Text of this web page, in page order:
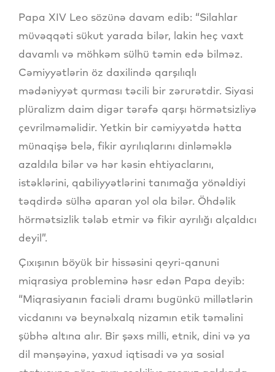
Papa XIV Leo sözünə davam edib: “Silahlar
müvəqqəti sükut yarada bilər, lakin heç vaxt
davamlı və möhkəm sülhü təmin edə bilməz.
Cəmiyyətlərin öz daxilində qarşılıqlı
mədəniyyət qurması təcili bir zərurətdir. Siyasi
plüralizm daim digər tərəfə qarşı hörmətsizliyə
çevrilməməlidir. Yetkin bir cəmiyyətdə hətta
münaqişə belə, fikir ayrılıqlarını dinləməklə
azaldıla bilər və hər kəsin ehtiyaclarını,
istəklərini, qabiliyyətlərini tanımağa yönəldiyi
təqdirdə sülhə aparan yol ola bilər. Öhdəlik
hörmətsizlik tələb etmir və fikir ayrılığı alçaldıcı
deyil”.
Çıxışının böyük bir hissəsini qeyri-qanuni
miqrasiya probleminə həsr edən Papa deyib:
“Miqrasiyanın faciəli dramı bugünkü millətlərin
vicdanını və beynəlxalq nizamın etik təməlini
şübhə altına alır. Bir şəxs milli, etnik, dini və ya
dil mənşəyinə, yaxud iqtisadi və ya sosial